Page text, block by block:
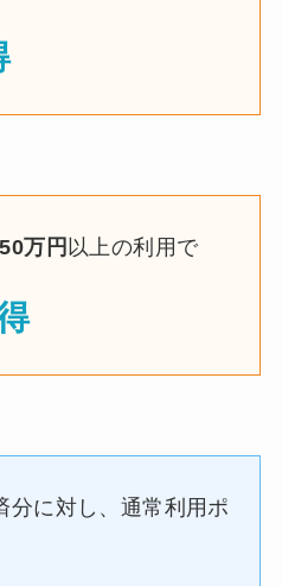
万円 以上の利用で
に対し、通常利用ポ